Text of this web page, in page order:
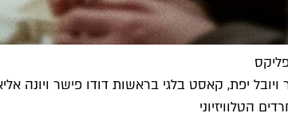
יפת, קאסט בלגי בראשות דודו פישר ויונה
הטלוויזיוני